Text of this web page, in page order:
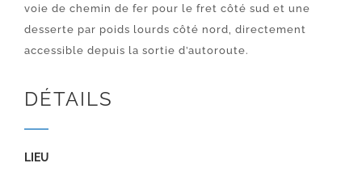
voie de chemin de fer pour le fret côté sud et une
desserte par poids lourds côté nord, directement
accessible depuis la sortie d’autoroute.
DÉTAILS
LIEU